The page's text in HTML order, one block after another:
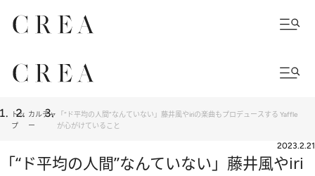
トッ
プ
カルチャ
ー
「“ド平均の人間”なんていない」藤井風やiriの楽曲もプロデュースする Yaffle
が心がけていること
2023.2.21
「“ド平均の人間”なんていない」藤井風やiri